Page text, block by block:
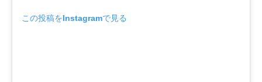
この投稿をInstagramで見る